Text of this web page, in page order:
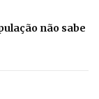
não sabe